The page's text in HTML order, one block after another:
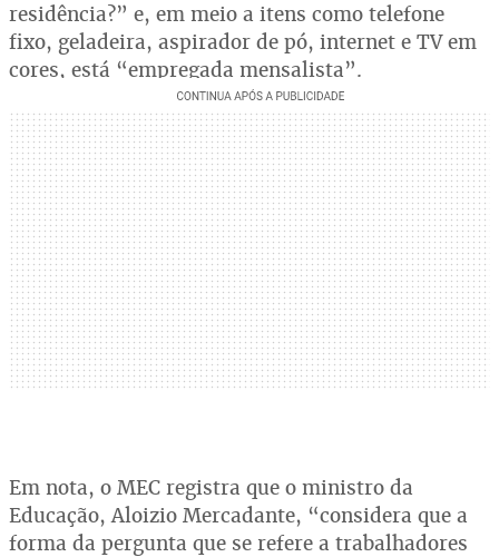
residência?” e, em meio a itens como telefone
fixo, geladeira, aspirador de pó, internet e TV em
cores, está “empregada mensalista”.
Em nota, o MEC registra que o ministro da
Educação, Aloizio Mercadante, “considera que a
forma da pergunta que se refere a trabalhadores